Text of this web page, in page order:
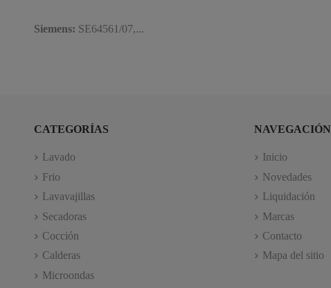
Siemens: SE64561/07,...
CATEGORÍAS
Lavado
Frio
Lavavajillas
Secadoras
Cocción
Calderas
Microondas
NAVEGACIÓN
Inicio
Novedades
Liquidación
Marcas
Contacto
Mapa del sitio